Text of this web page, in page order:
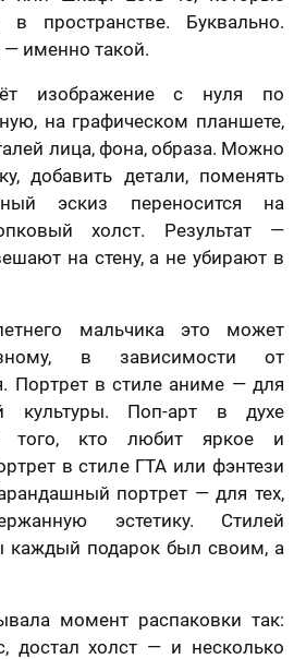
пространстве. Буквально.
— именно такой.
изображение с нуля по
на графическом планшете,
лица, фона, образа. Можно
добавить детали, поменять
эскиз переносится на
холст. Результат —
на стену, а не убирают в
мальчика это может
в зависимости от
Портрет в стиле аниме — для
культуры. Поп-арт в духе
того, кто любит яркое и
в стиле ГТА или фэнтези
портрет — для тех,
эстетику. Стилей
каждый подарок был своим, а
момент распаковки так:
достал холст — и несколько